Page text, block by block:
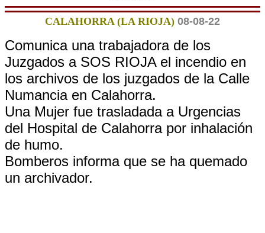
CALAHORRA (LA RIOJA) 08-08-22
Comunica una trabajadora de los
Juzgados a SOS RIOJA el incendio en
los archivos de los juzgados de la Calle
Numancia en Calahorra.
Una Mujer fue trasladada a Urgencias
del Hospital de Calahorra por inhalación
de humo.
Bomberos informa que se ha quemado
un archivador.